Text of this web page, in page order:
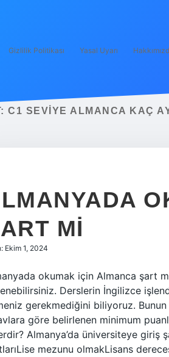
Gizlilik Politikası Yasal Uyarı
C1 SEVIYE ALMANCA KAÇ
MI
Ekim 1, 2024
okumak için Almanca şart
Derslerin İngilizce
gerekmediğini biliyoruz.
göre belirlenen minimum
Almanya’da üniversiteye giriş
mezunu olmakLisans